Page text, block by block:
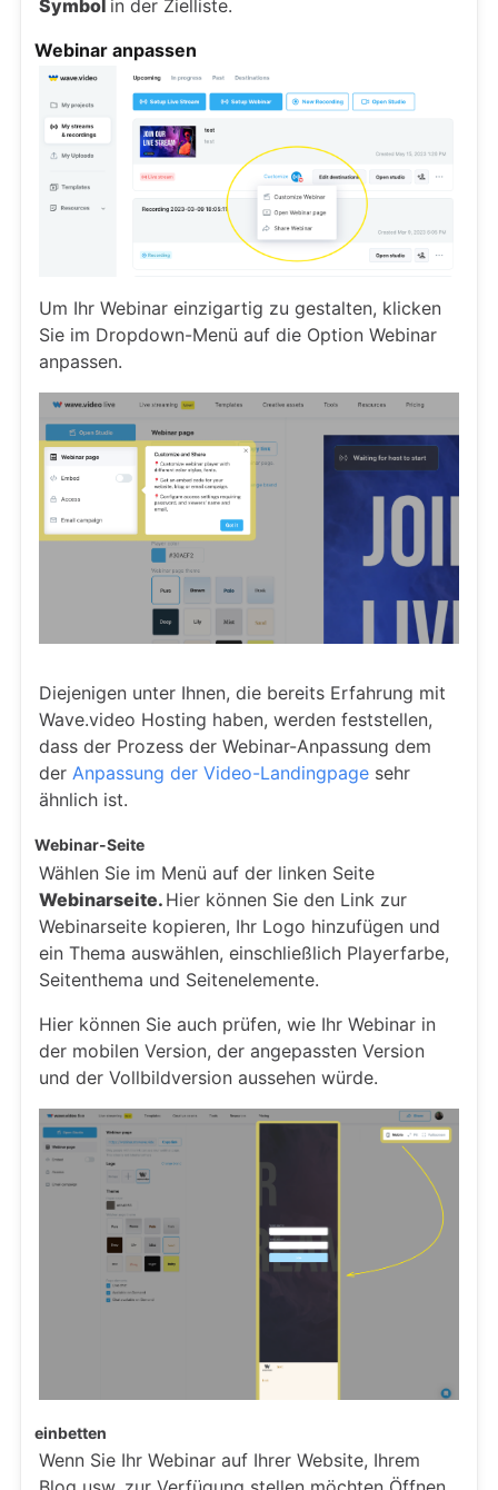
Symbol in der Zielliste.
Webinar anpassen
Um Ihr Webinar einzigartig zu gestalten, klicken
Sie im Dropdown-Menü auf die Option Webinar
anpassen.
Diejenigen unter Ihnen, die bereits Erfahrung mit
Wave.video Hosting haben, werden feststellen,
dass der Prozess der Webinar-Anpassung dem
der Anpassung der Video-Landingpage sehr
ähnlich ist.
Webinar-Seite
Wählen Sie im Menü auf der linken Seite
Webinarseite. Hier können Sie den Link zur
Webinarseite kopieren, Ihr Logo hinzufügen und
ein Thema auswählen, einschließlich Playerfarbe,
Seitenthema und Seitenelemente.
Hier können Sie auch prüfen, wie Ihr Webinar in
der mobilen Version, der angepassten Version
und der Vollbildversion aussehen würde.
einbetten
Wenn Sie Ihr Webinar auf Ihrer Website, Ihrem